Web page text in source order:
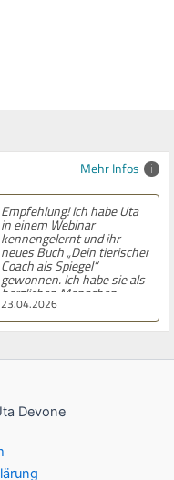
Mehr Infos
23.04.2026
Empfehlung! Ich habe Uta
in einem Webinar
kennengelernt und ihr
neues Buch „Dein tierischer
Coach als Spiegel“
gewonnen. Ich habe sie als
herzlichen Menschen
kennengelernt, der aus
dem Herzen gerne
Geschenke gibt. Das Buch
geschrieben und
gefällt mir der Workbook-
Charakter mit vielen
anregen. Uta Devone bringt
ihre große Erfahrung und
Devone